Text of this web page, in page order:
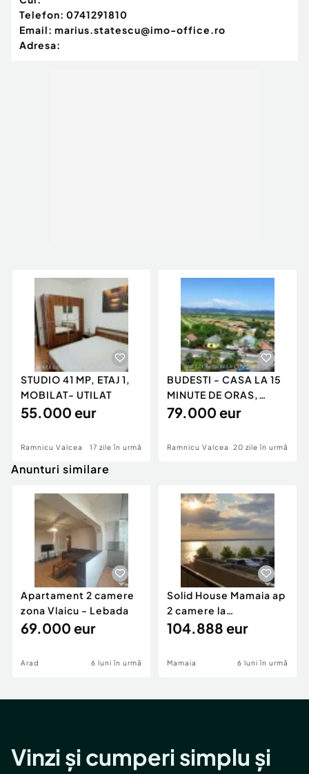
Telefon: 0741291810
Email: marius.statescu@imo-office.ro
Adresa:
STUDIO 41 MP, ETAJ 1,
MOBILAT- UTILAT
55.000 eur
Ramnicu Valcea 17 zile în urmă
BUDESTI - CASA LA 15
MINUTE DE ORAS,
TEREN 1233 MP
79.000 eur
Ramnicu Valcea 20 zile în urmă
Anunturi similare
Apartament 2 camere
zona Vlaicu - Lebada
69.000 eur
Arad 6 luni în urmă
Solid House Mamaia ap
2 camere la
cheie,langa Mega
104.888 eur
Mamaia 6 luni în urmă
Vinzi și cumperi simplu și